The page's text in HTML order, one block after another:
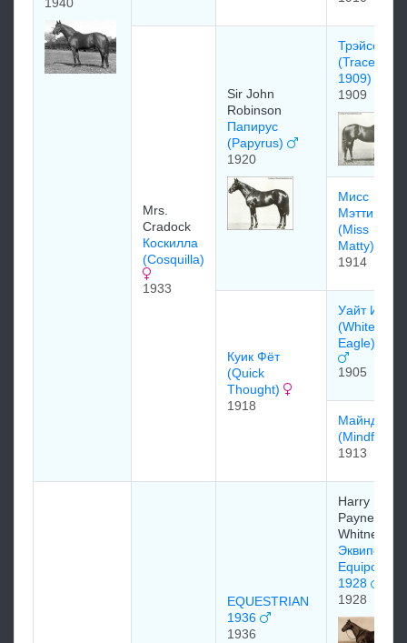
1940
Mrs.
Cradock
Коскилла
(Cosquilla)
1933
Sir John
Robinson
Папирус
(Papyrus)
1920
Трэйсери
(Tracery
1909)
1909
Мисс
Мэтти
(Miss
Matty)
1914
Куик Фёт
(Quick
Thought)
1918
Уайт Игл
(White
Eagle)1905
1905
Майндфул
(Mindful)
1913
EQUESTRIAN
1936
1936
Harry
Payne
Whitney
Эквипойз
Equipoise
1928
1928